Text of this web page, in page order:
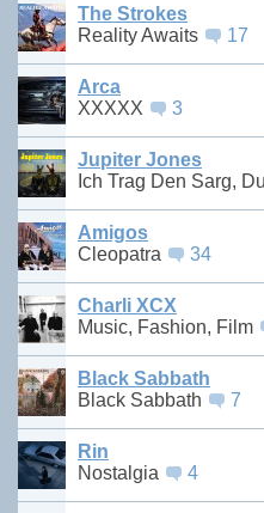
The Strokes
Reality Awaits
17
Arca
XXXXX
3
Jupiter Jones
Ich Trag Den Sarg,
Amigos
Cleopatra
34
Charli XCX
Music, Fashion, Film
Black Sabbath
Black Sabbath
7
Rin
Nostalgia
4